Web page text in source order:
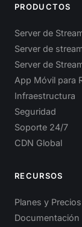
PRODUCTOS
Server de
Server de
Server de
App Móvil para
Infraestructura
Seguridad
Soporte 24/7
CDN Global
RECURSOS
Planes y Precios
Documentación